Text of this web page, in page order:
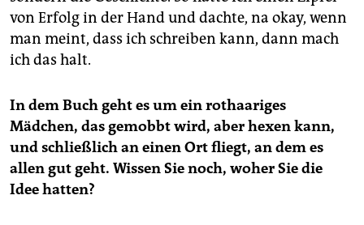
von Erfolg in der Hand und dachte, na okay, wenn
man meint, dass ich schreiben kann, dann mach
ich das halt.
In dem Buch geht es um ein rothaariges
Mädchen, das gemobbt wird, aber hexen kann,
und schließlich an einen Ort fliegt, an dem es
allen gut geht. Wissen Sie noch, woher Sie die
Idee hatten?